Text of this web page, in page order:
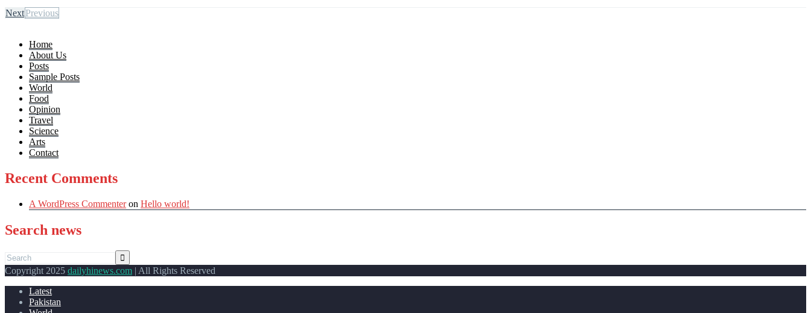
NextPrevious
Home
About Us
Posts
Sample Posts
World
Food
Opinion
Travel
Science
Arts
Contact
Recent Comments
A WordPress Commenteron Hello world!
Search news
Copyright 2025 dailyhinews.com | All Rights Reserved
Latest
Pakistan